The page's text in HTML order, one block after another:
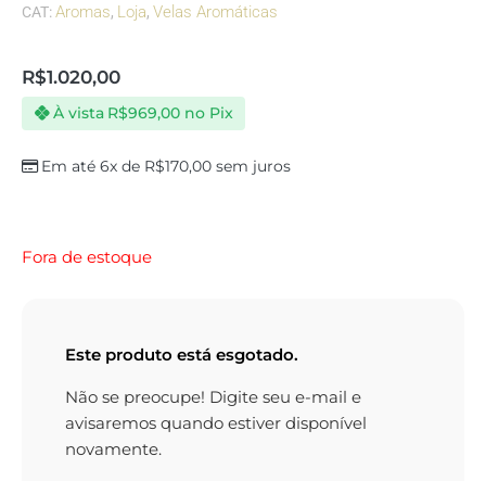
CAT:Aromas, Loja, Velas Aromáticas
R$1.020,00
Em até 6x de R$170,00 sem juros
À vista R$969,00 no Pix
Fora de estoque
Este produto está esgotado.
Não se preocupe! Digite seu e-mail e
avisaremos quando estiver disponível
novamente.